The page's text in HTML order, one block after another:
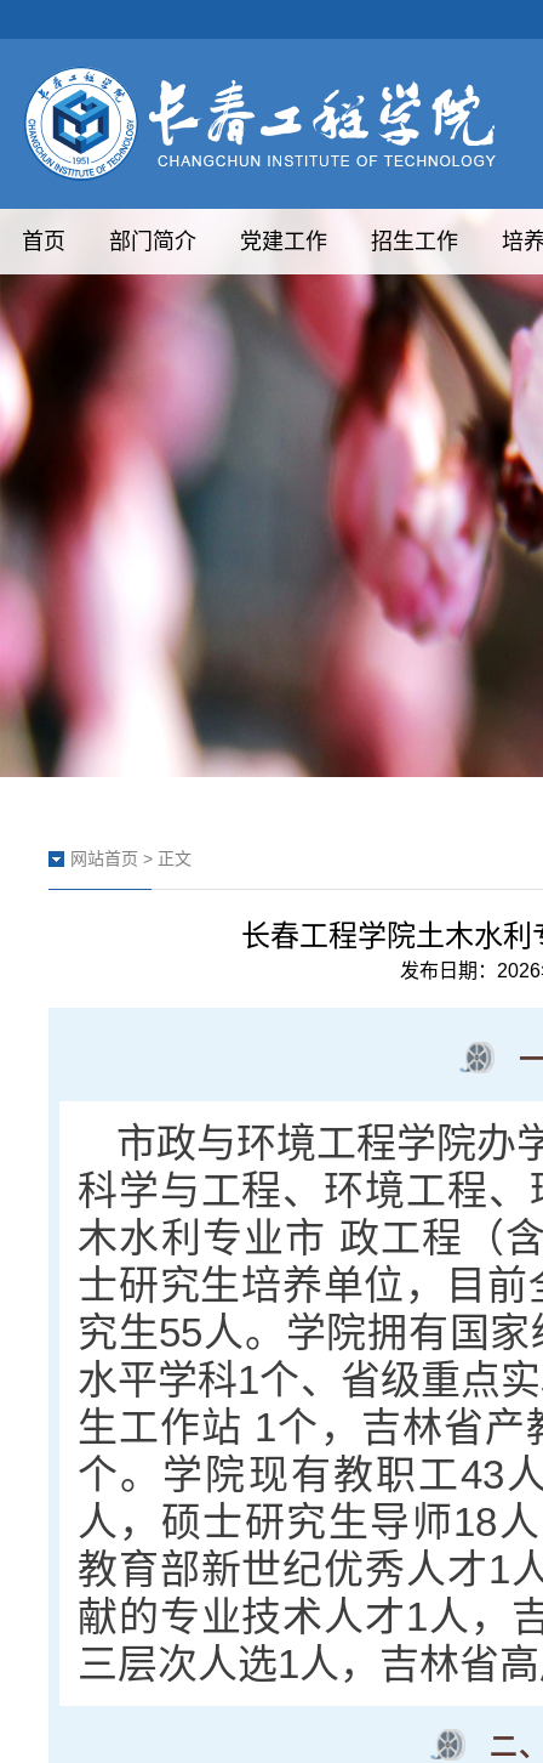
首页 部门简介 党建工作 招生工作 培
网站首页 > 正文
长春工程学院土木水
发布日期：
市政与环境工程学院办
科学与工程、环境工程
木水利专业市 政工程（
士研究生培养单位，目
究生55人。学院拥有国
水平学科1个、省级重点
生工作站 1个，吉林省
个。学院现有教职工43
人，硕士研究生导师18
教育部新世纪优秀人才1
献的专业技术人才1人，
三层次人选1人，吉林省
二